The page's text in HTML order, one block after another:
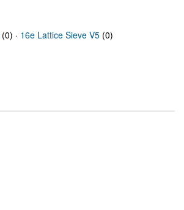
(0) · 16e Lattice Sieve V5 (0)